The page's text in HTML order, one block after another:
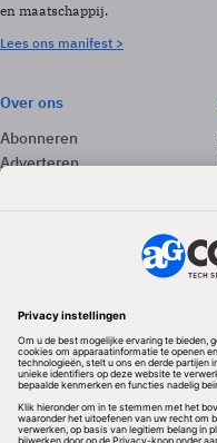
en maatschappij.
Lees ons manifest >
Over ons
Abonneren
Adverteren
Volg ons
Redactionele partner